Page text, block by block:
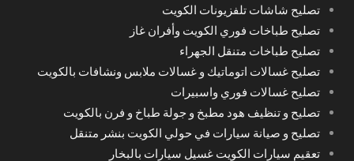
تصليح شاشات تلفزيونات الكويت
تصليح طباخات فوري الكويت وأفران غاز
تصليح طباخات متنقل الجهراء
تصليح غسالات اتوماتيك و غسالات ملابس ونشافات بالكويت
تصليح غسالات فوري واسبيرات
تصليح و تنظيف هود مطبخ و جولة طباخ و فرن بالكويت
تصليح و صيانة سيارات في حولي الكويت بنشر متنقل
تعقيم سيارات الكويت غسيل سيارات بالبخار